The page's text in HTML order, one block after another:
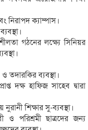
নিরাপদ ক্যাম্পাস।
গঠনের লক্ষ্যে সিনিয়র
তদারকির ব্যবস্থা।
দক্ষ হাফিজ সাহেব দ্বারা
নুরানী শিক্ষার সু-ব্যবস্থা।
পরিশ্রমী ছাত্রদের জন্য